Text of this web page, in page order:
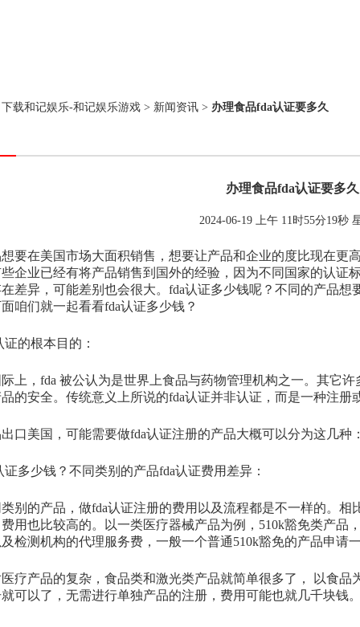
下载和记娱乐-和记娱乐游戏 > 新闻资讯 > 办理食品fda认证要多久
办理食品fda认证要多久
2024-06-19 上午 11时55分19秒
在美国市场大面积销售，想要让产品和企业的度比现在更高
企业已经有将产品销售到国外的经验，因为不同国家的认证
差异，可能差别也会很大。fda认证多少钱呢？不同的产品
咱们就一起看看fda认证多少钱？
根本目的：
fda 被公认为是世界上食品与药物管理机构之一。其它许
的安全。传统意义上所说的fda认证并非认证，而是一种注册
美国，可能需要做fda认证注册的产品大概可以分为这几种
少钱？不同类别的产品fda认证费用差异：
的产品，做fda认证注册的费用以及流程都是不一样的。相
用也比较高的。以一类医疗器械产品为例，510k豁免类产品
检测机构的代理服务费，一般一个普通510k豁免的产品申请
产品的复杂，食品类和激光类产品就简单很多了， 以食品
可以了，无需进行单独产品的注册，费用可能也就几千块钱